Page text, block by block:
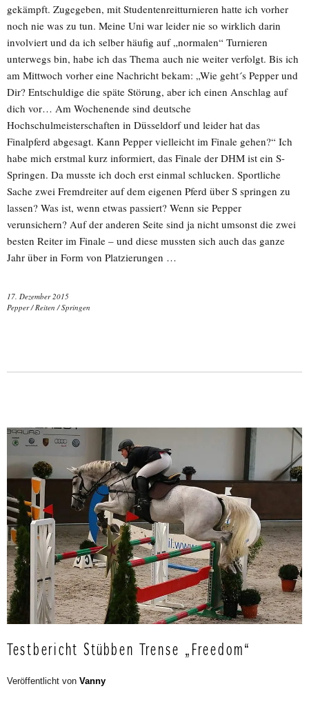
gekämpft. Zugegeben, mit Studentenreitturnieren hatte ich vorher
noch nie was zu tun. Meine Uni war leider nie so wirklich darin
involviert und da ich selber häufig auf „normalen“ Turnieren
unterwegs bin, habe ich das Thema auch nie weiter verfolgt. Bis ich
am Mittwoch vorher eine Nachricht bekam: „Wie geht´s Pepper und
Dir? Entschuldige die späte Störung, aber ich einen Anschlag auf
dich vor… Am Wochenende sind deutsche
Hochschulmeisterschaften in Düsseldorf und leider hat das
Finalpferd abgesagt. Kann Pepper vielleicht im Finale gehen?“ Ich
habe mich erstmal kurz informiert, das Finale der DHM ist ein S-
Springen. Da musste ich doch erst einmal schlucken. Sportliche
Sache zwei Fremdreiter auf dem eigenen Pferd über S springen zu
lassen? Was ist, wenn etwas passiert? Wenn sie Pepper
verunsichern? Auf der anderen Seite sind ja nicht umsonst die zwei
besten Reiter im Finale – und diese mussten sich auch das ganze
Jahr über in Form von Platzierungen …
17. Dezember 2015
Pepper/Reiten /Springen
Testbericht Stübben Trense „Freedom“
Veröffentlicht von Vanny